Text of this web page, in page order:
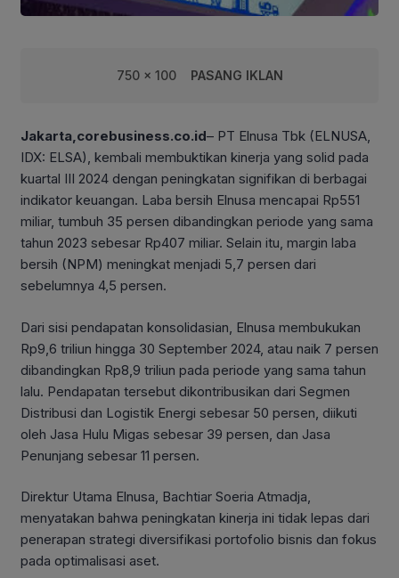
750 x 100 PASANG IKLAN
Jakarta,corebusiness.co.id– PT Elnusa Tbk (ELNUSA,
IDX: ELSA), kembali membuktikan kinerja yang solid pada
kuartal III 2024 dengan peningkatan signifikan di berbagai
indikator keuangan. Laba bersih Elnusa mencapai Rp551
miliar, tumbuh 35 persen dibandingkan periode yang sama
tahun 2023 sebesar Rp407 miliar. Selain itu, margin laba
bersih (NPM) meningkat menjadi 5,7 persen dari
sebelumnya 4,5 persen.
Dari sisi pendapatan konsolidasian, Elnusa membukukan
Rp9,6 triliun hingga 30 September 2024, atau naik 7 persen
dibandingkan Rp8,9 triliun pada periode yang sama tahun
lalu. Pendapatan tersebut dikontribusikan dari Segmen
Distribusi dan Logistik Energi sebesar 50 persen, diikuti
oleh Jasa Hulu Migas sebesar 39 persen, dan Jasa
Penunjang sebesar 11 persen.
Direktur Utama Elnusa, Bachtiar Soeria Atmadja,
menyatakan bahwa peningkatan kinerja ini tidak lepas dari
penerapan strategi diversifikasi portofolio bisnis dan fokus
pada optimalisasi aset.